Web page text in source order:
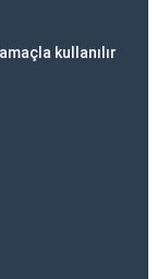
kullanılır